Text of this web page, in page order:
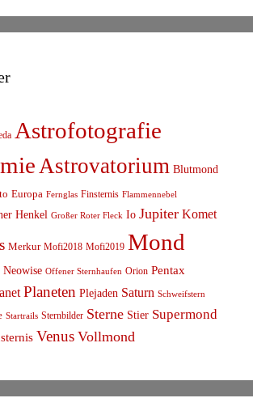
Astrofotografie
Astrovatorium Blutmond
Europa Fernglas Finsternis Flammennebel
Henkel Großer Roter Fleck Io Jupiter Komet
Merkur Mofi2018 Mofi2019 Mond
Neowise Offener Sternhaufen Orion Pentax
Planeten Plejaden Saturn Schweifstern
Startrails Sternbilder Sterne Stier Supermond
Venus Vollmond